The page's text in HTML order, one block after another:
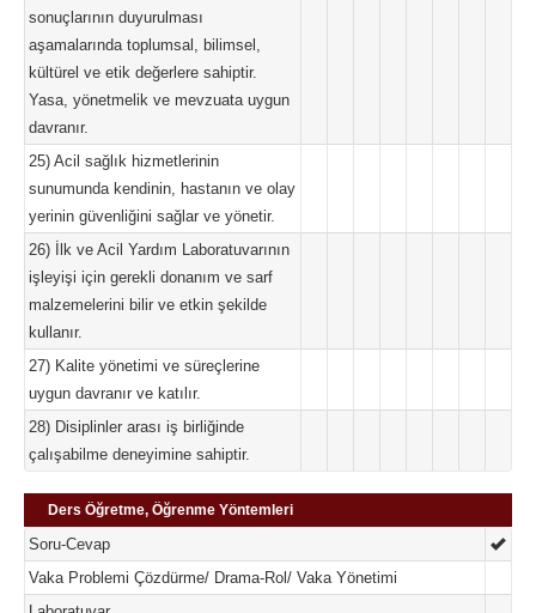
sonuçlarının duyurulması
aşamalarında toplumsal, bilimsel,
kültürel ve etik değerlere sahiptir.
Yasa, yönetmelik ve mevzuata uygun
davranır.
25) Acil sağlık hizmetlerinin
sunumunda kendinin, hastanın ve olay
yerinin güvenliğini sağlar ve yönetir.
26) İlk ve Acil Yardım Laboratuvarının
işleyişi için gerekli donanım ve sarf
malzemelerini bilir ve etkin şekilde
kullanır.
27) Kalite yönetimi ve süreçlerine
uygun davranır ve katılır.
28) Disiplinler arası iş birliğinde
çalışabilme deneyimine sahiptir.
Ders Öğretme, Öğrenme Yöntemleri
Soru-Cevap
Vaka Problemi Çözdürme/ Drama-Rol/ Vaka Yönetimi